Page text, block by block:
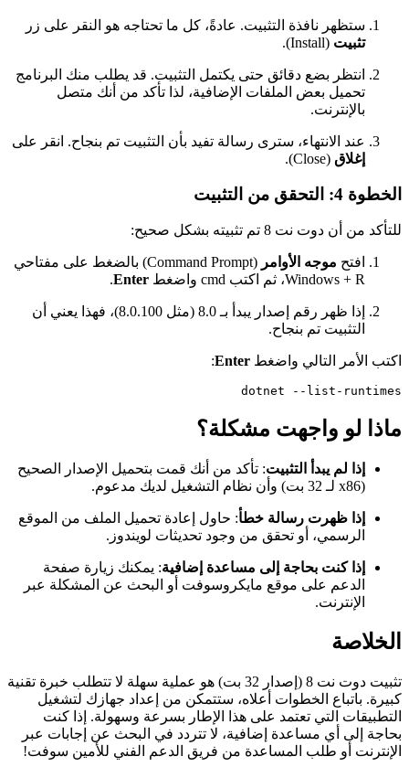
ستظهر نافذة التثبيت. عادةً، كل ما تحتاجه هو النقر على زر
تثبيت (Install).
انتظر بضع دقائق حتى يكتمل التثبيت. قد يطلب منك البرنامج
تحميل بعض الملفات الإضافية، لذا تأكد من أنك متصل
بالإنترنت.
عند الانتهاء، سترى رسالة تفيد بأن التثبيت تم بنجاح. انقر على
إغلاق (Close).
الخطوة 4: التحقق من التثبيت
للتأكد من أن دوت نت 8 تم تثبيته بشكل صحيح:
افتح موجه الأوامر
(Command Prompt) بالضغط على مفتاحي
Windows + R، ثم اكتب cmd واضغط
Enter
.
إذا ظهر رقم إصدار يبدأ بـ 8.0 (مثل 8.0.100)، فهذا يعني أن
التثبيت تم بنجاح.
اكتب الأمر التالي واضغط Enter
:
dotnet --list-runtimes
ماذا لو واجهت مشكلة؟
إذا لم يبدأ التثبيت: تأكد من أنك قمت بتحميل الإصدار الصحيح
(x86 لـ 32 بت) وأن نظام التشغيل لديك مدعوم.
إذا ظهرت رسالة خطأ: حاول إعادة تحميل الملف من الموقع
الرسمي، أو تحقق من وجود تحديثات لويندوز.
إذا كنت بحاجة إلى مساعدة إضافية: يمكنك زيارة صفحة
الدعم على موقع مايكروسوفت أو البحث عن المشكلة عبر
الإنترنت.
الخلاصة
تثبيت دوت نت 8 (إصدار 32 بت) هو عملية سهلة لا تتطلب خبرة تقنية
كبيرة. باتباع الخطوات أعلاه، ستتمكن من إعداد جهازك لتشغيل
التطبيقات التي تعتمد على هذا الإطار بسرعة وسهولة. إذا كنت
بحاجة إلى أي مساعدة إضافية، لا تتردد في البحث عن إجابات عبر
الإنترنت أو طلب المساعدة من فريق الدعم الفني للأمين سوفت!